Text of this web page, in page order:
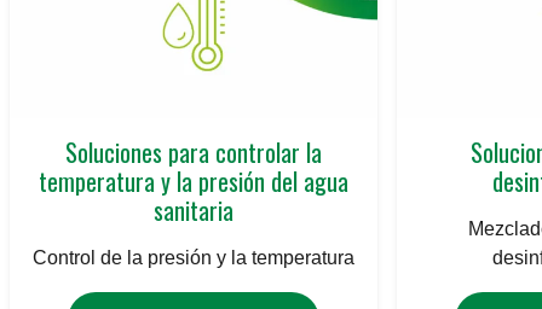
Soluciones para controlar la
temperatura y la presión del agua
sanitaria
Control de la presión y la temperatura